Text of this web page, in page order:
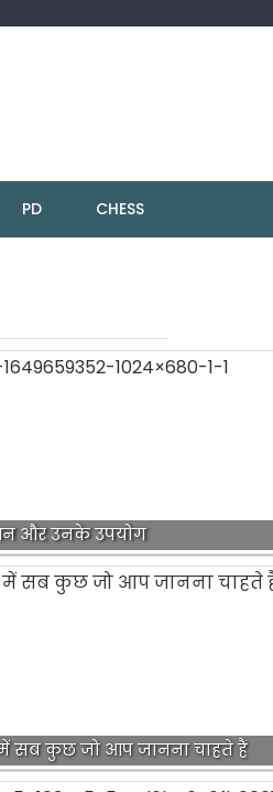
PD CHESS
और उनके उपयोग
सब कुछ जो आप जानना चाहते हैं